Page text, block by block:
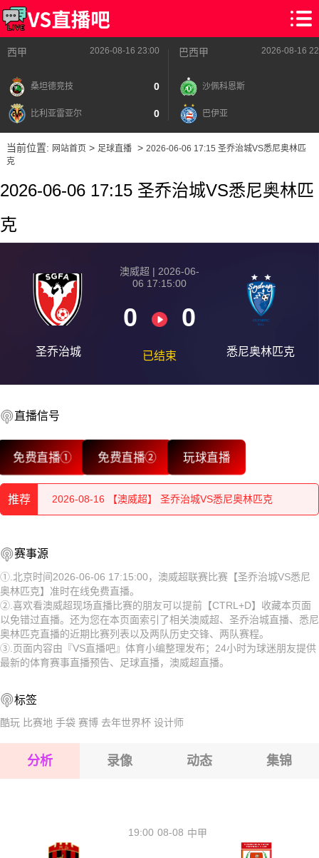
西甲 2026-08-16 23:00
桑坦德竞技 0
比利亚雷亚尔 0
巴西甲 2026-08-16
沙佩科恩斯
巴伊亚
当前位置: 网站首页> 足球直播> 2026-06-06 17:15 圣乔治城VS悉尼奥林匹
克
2026-06-06 17:15 圣乔治城VS悉尼奥林匹
克
圣乔治城
澳威超 | 2026-06-
06 17:15:00
0 0
已结束 悉尼奥林匹克
直播信号
免费直播① 免费直播② 玩球直播
推荐
2026-08-16 【澳威超】 圣乔治城VS悉尼奥林匹克
2026-08-16 【澳威超】 圣乔治城VS悉尼奥林匹克
2026-08-16 【澳威超】 圣乔治城VS悉尼奥林匹克
2026-08-16 【澳威超】 圣乔治城VS悉尼奥林匹克
2026-08-16 【澳威超】 圣乔治城VS悉尼奥林匹克
2026-08-16 【澳威超】 圣乔治城VS悉尼奥林匹克
2026-08-16 【澳威超】 圣乔治城VS悉尼奥林匹克
2026-08-16 【澳威超】 圣乔治城VS悉尼奥林匹克
2026-08-16 【澳威超】 圣乔治城VS悉尼奥林匹克
2026-08-16 【澳威超】 圣乔治城VS悉尼奥林匹克
赛事源
①.北京时间2026-06-06 17:15:00，澳威超联赛比赛【圣乔治城VS悉尼
奥林匹克】准时在线免费直播。
②.喜欢看澳威超现场直播比赛的朋友可以提前【CTRL+D】收藏本页面
以免错过直播。还为您在本页面索引了相关澳威超、圣乔治城直播、悉尼
奥林匹克直播的近期比赛列表以及两队历史交锋、两队赛程。
③.页面内容由『VS直播吧』体育小编整理发布；24小时为球迷朋友提供
最新的体育赛事直播预告、足球直播，澳威超直播。
标签
酷玩 比赛地 手袋 赛博 去年世界杯 设计师
分析 录像 动态 集锦
08-08
19:00 中甲